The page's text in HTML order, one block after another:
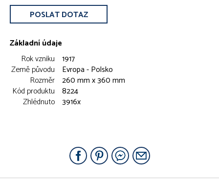
POSLAT DOTAZ
Základní údaje
Rok vzniku 1917
Země původu
Evropa - Polsko
Rozměr 260 mm x 360 mm
Kód produktu 8224
Zhlédnuto 3916x